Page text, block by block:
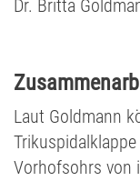
Dr. Britta
Laut Goldmann
Vorhofsohrs von